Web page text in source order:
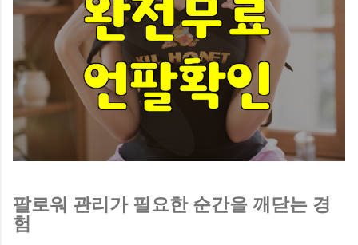
팔로워 관리가 필요한 순간을 깨닫는 경
험